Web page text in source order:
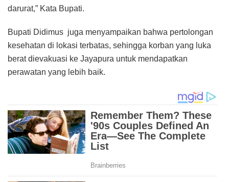
darurat,” Kata Bupati.
Bupati Didimus juga menyampaikan bahwa pertolongan
kesehatan di lokasi terbatas, sehingga korban yang luka
berat dievakuasi ke Jayapura untuk mendapatkan
perawatan yang lebih baik.